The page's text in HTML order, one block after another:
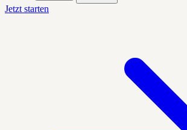
Jetzt starten